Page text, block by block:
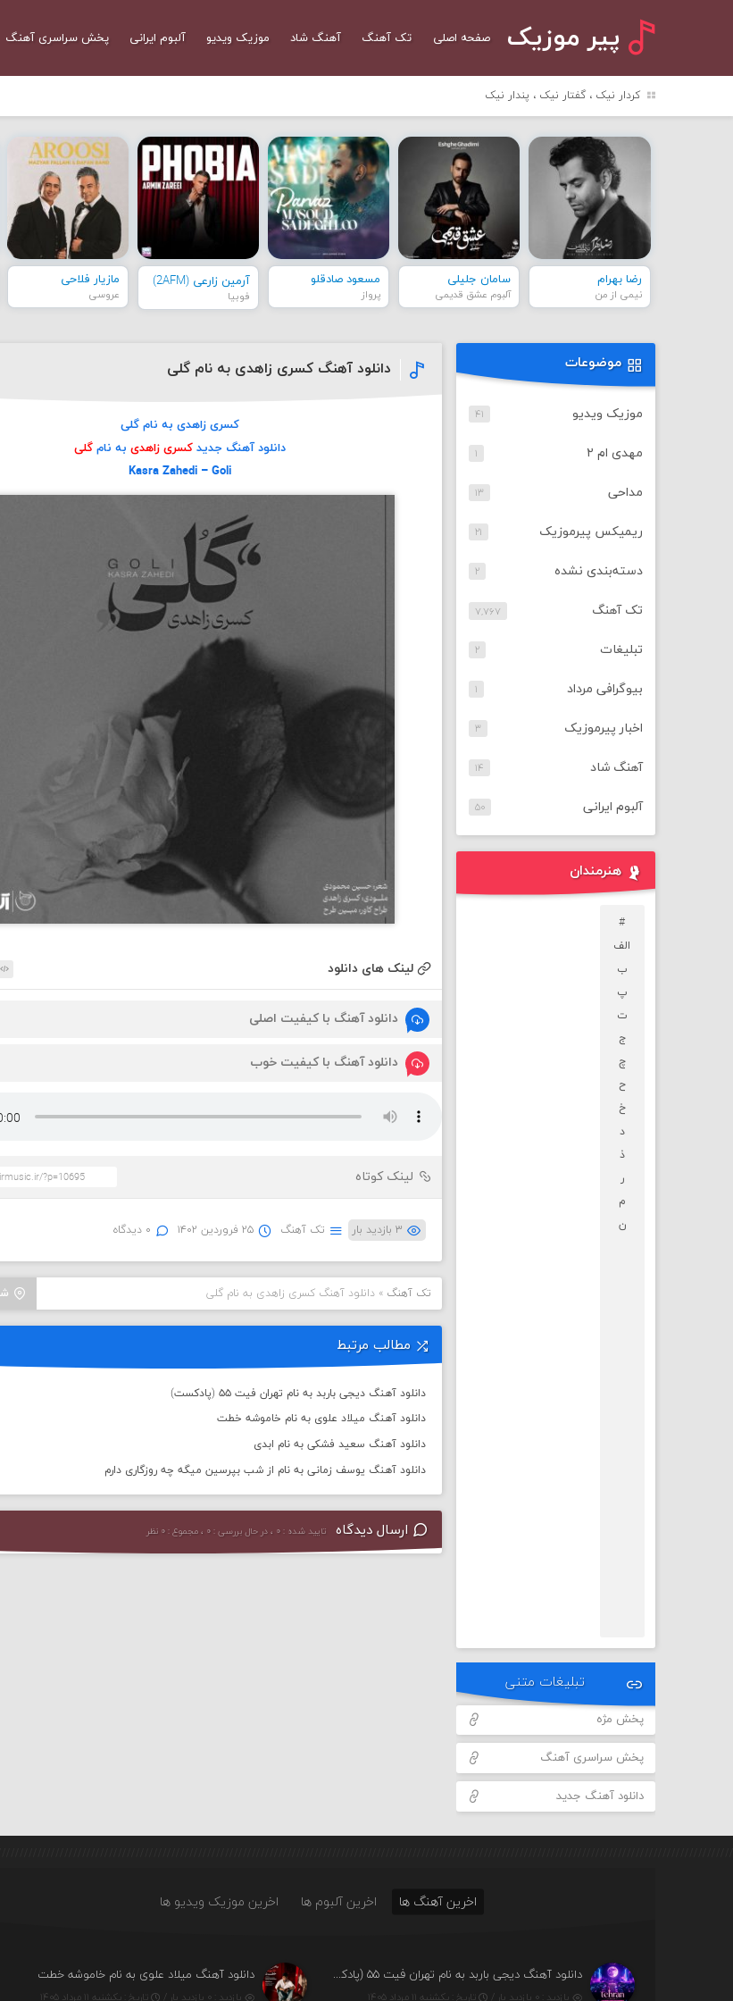
پیر موزیک صفحه اصلی تک آهنگ آهنگ شاد موزیک ویدیو آلبوم ایرانی پخش سراسری آهنگ
کردار نیک ، گفتار نیک ، پندار نیک
رضا بهرام
نیمی از من
سامان جلیلی
آلبوم عشق قدیمی
مسعود صادقلو
پرواز
آرمین زارعی (2AFM)
فوبیا
مازیار فلاحی
عروسی
دانلود آهنگ کسری زاهدی به نام گلی
کسری زاهدی به نام گلی
دانلود آهنگ جدیدکسری زاهدیبه نام گلی
Kasra Zahedi – Goli
لینک های دانلود
دانلود آهنگ با کیفیت اصلی
دانلود آهنگ با کیفیت خوب
لینک کوتاه
۳ بازدید بار تک آهنگ ۲۵ فروردین ۱۴۰۲ ۰ دیدگاه
تک آهنگ »دانلود آهنگ کسری زاهدی به نام گلی
مطالب مرتبط
دانلود آهنگ دیجی باربد به نام تهران فیت ۵۵ (پادکست)
دانلود آهنگ میلاد علوی به نام خاموشه خطت
دانلود آهنگ سعید فشکی به نام ابدی
دانلود آهنگ یوسف زمانی به نام از شب بپرسین میگه چه روزگاری دارم
ارسال دیدگاه تایید شده : ۰ ، در حال بررسی : ۰ ، مجموع : ۰ نظر
موضوعات
موزیک ویدیو ۴۱
مهدی ام ۲ ۱
مداحی ۱۳
ریمیکس پیرموزیک ۲۱
دسته‌بندی نشده ۲
تک آهنگ ۷,۷۶۷
تبلیغات ۲
بیوگرافی مرداد ۱
اخبار پیرموزیک ۳
آهنگ شاد ۱۴
آلبوم ایرانی ۵۰
هنرمندان
#
الف
ب
پ
ت
ج
چ
ح
خ
د
ذ
ر
م
ن
تبلیغات متنی
پخش مژه
پخش سراسری آهنگ
دانلود آهنگ جدید
اخرین آهنگ ها اخرین آلبوم ها اخرین موزیک ویدیو ها
دانلود آهنگ دیجی باربد به نام تهران فیت ۵۵ (پادکست)
بازدید : ۰ بازدید بار / تاریخ : یکشنبه ۱۱ مرداد ۱۴۰۵
دانلود آهنگ میلاد علوی به نام خاموشه خطت
بازدید : ۰ بازدید بار / تاریخ : یکشنبه ۱۱ مرداد ۱۴۰۵